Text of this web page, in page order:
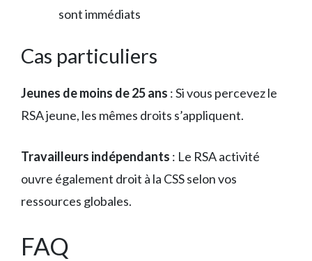
sont immédiats
Cas particuliers
Jeunes de moins de 25 ans : Si vous percevez le
RSA jeune, les mêmes droits s’appliquent.
Travailleurs indépendants : Le RSA activité
ouvre également droit à la CSS selon vos
ressources globales.
FAQ